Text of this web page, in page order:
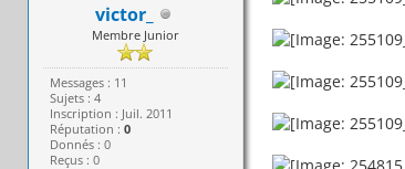
victor_
Membre Junior
Messages : 11
Sujets : 4
Inscription : Juil. 2011
Réputation : 0
Donnés : 0
Reçus : 0